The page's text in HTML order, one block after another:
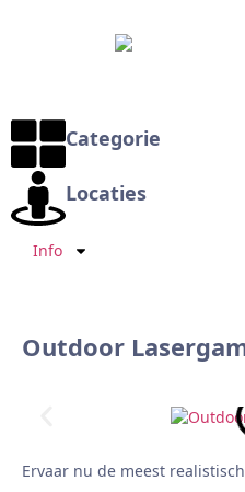
Categorie
Locaties
Info
Outdoor
Ervaar nu de meest